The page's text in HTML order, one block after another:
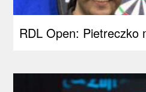
RDL Open: Pietreczko